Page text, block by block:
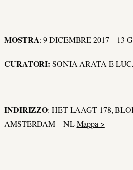
MOSTRA: 9 DICEMBRE 2017 – 13
CURATORI: SONIA ARATA E
INDIRIZZO: HET LAAGT 178,
AMSTERDAM – NLMappa >